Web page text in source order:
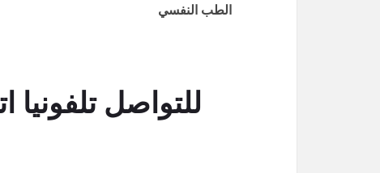
الطب النفسي
للتواصل تلفونيا اتصل على :